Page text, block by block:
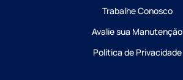
Trabalhe Conosco
Avalie sua Manutenção
Política de Privacidade